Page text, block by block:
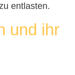
entlasten.
und ihr